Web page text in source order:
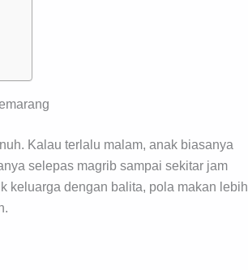
Kalau terlalu malam, anak biasanya
selepas magrib sampai sekitar jam
keluarga dengan balita, pola makan lebih